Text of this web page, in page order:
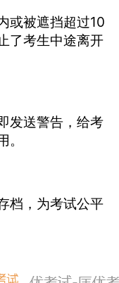
或被遮挡超过10
了考生中途离开
发送警告，给考
档，为考试公平